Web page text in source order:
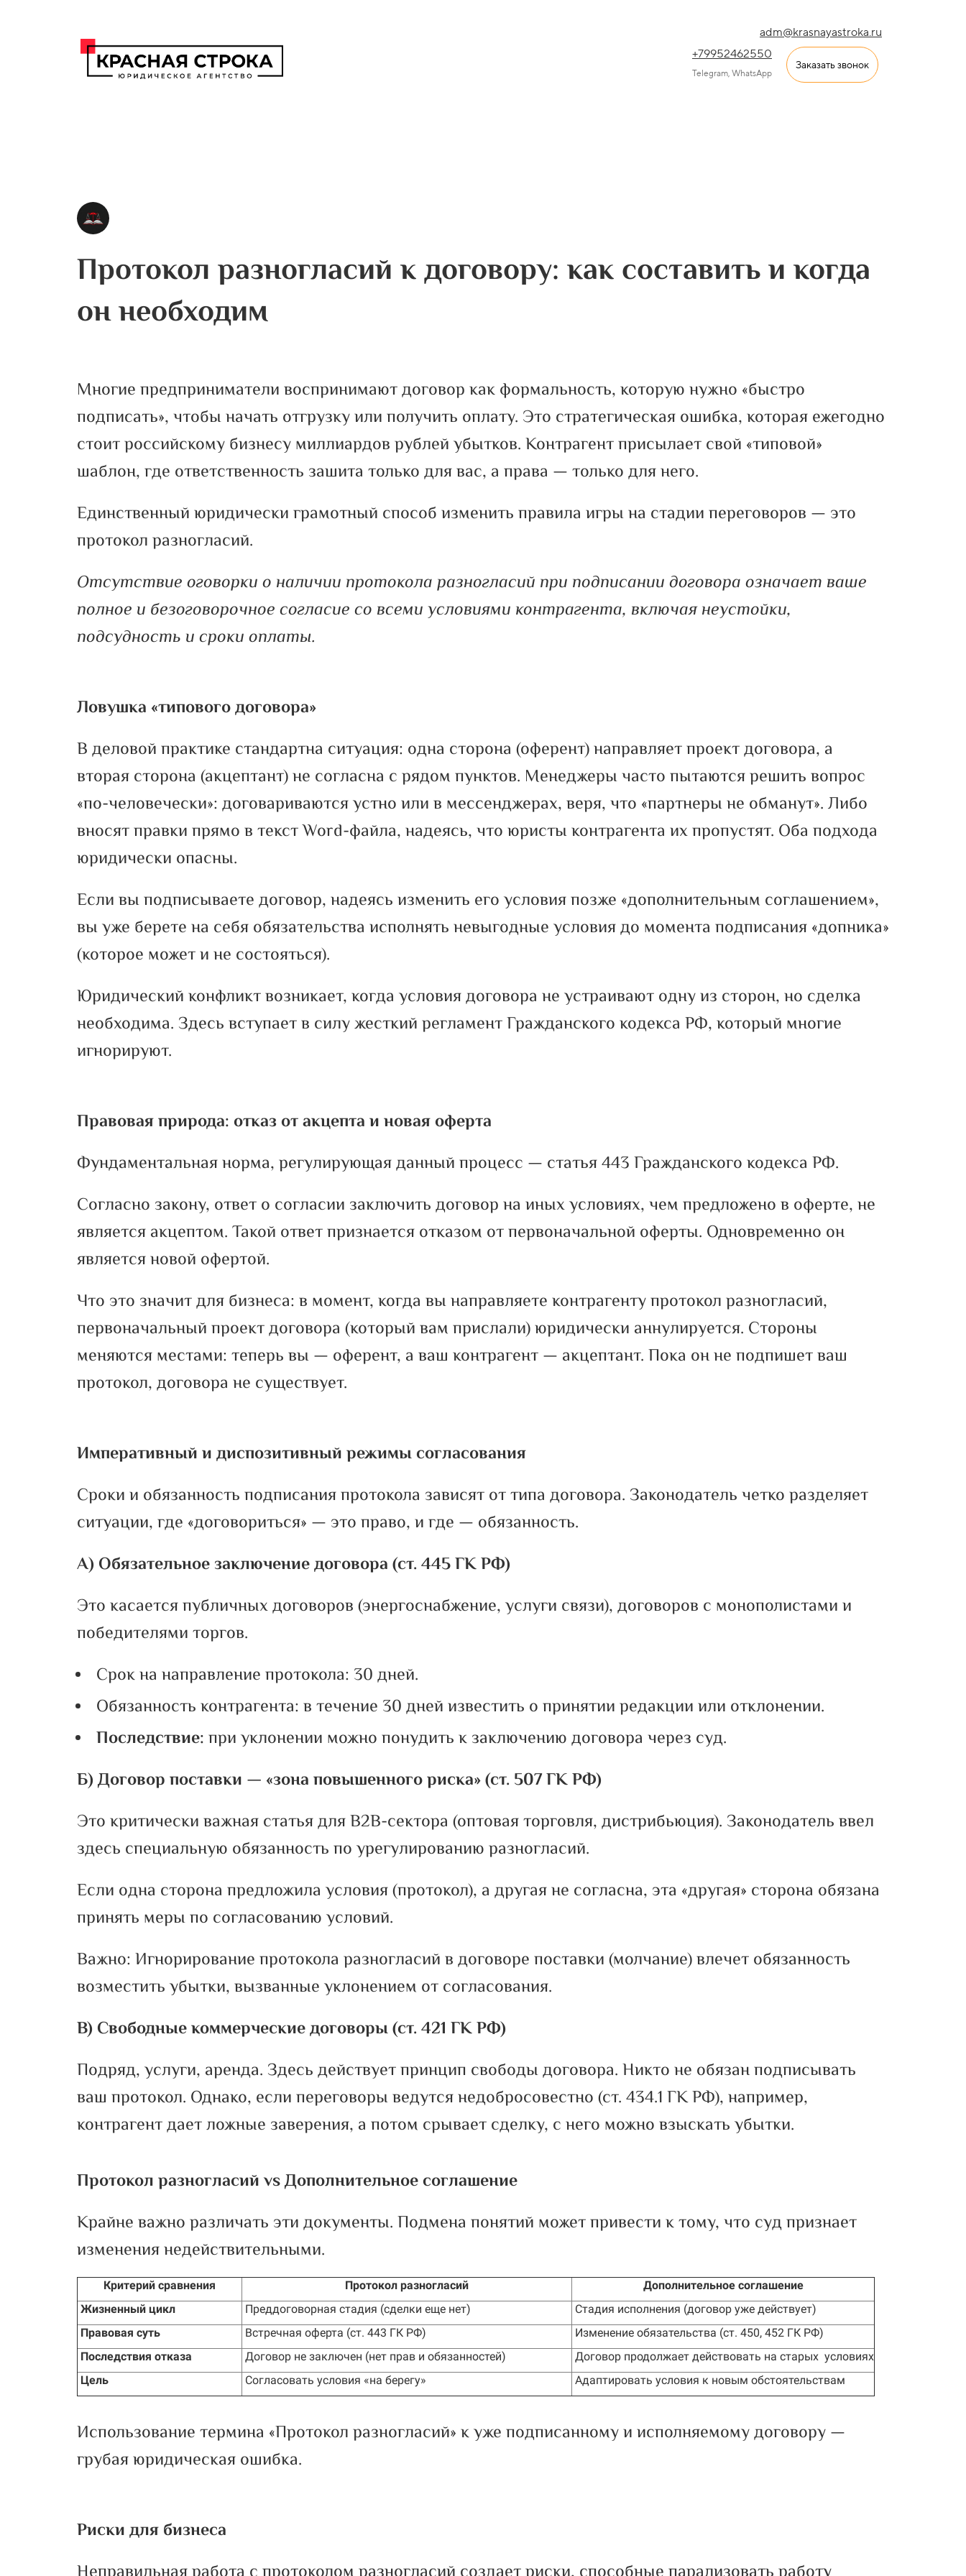
adm@krasnayastroka.ru
+79952462550
Telegram, WhatsApp
Заказать звонок
Протокол разногласий к договору: как составить и когда
он необходим
Многие предприниматели воспринимают договор как формальность, которую нужно «быстро
подписать», чтобы начать отгрузку или получить оплату. Это стратегическая ошибка, которая ежегодно
стоит российскому бизнесу миллиардов рублей убытков. Контрагент присылает свой «типовой»
шаблон, где ответственность зашита только для вас, а права — только для него.
Единственный юридически грамотный способ изменить правила игры на стадии переговоров — это
протокол разногласий.
Отсутствие оговорки о наличии протокола разногласий при подписании договора означает ваше
полное и безоговорочное согласие со всеми условиями контрагента, включая неустойки,
подсудность и сроки оплаты.
Ловушка «типового договора»
В деловой практике стандартна ситуация: одна сторона (оферент) направляет проект договора, а
вторая сторона (акцептант) не согласна с рядом пунктов. Менеджеры часто пытаются решить вопрос
«по-человечески»: договариваются устно или в мессенджерах, веря, что «партнеры не обманут». Либо
вносят правки прямо в текст Word-файла, надеясь, что юристы контрагента их пропустят. Оба подхода
юридически опасны.
Если вы подписываете договор, надеясь изменить его условия позже «дополнительным соглашением»,
вы уже берете на себя обязательства исполнять невыгодные условия до момента подписания «допника»
(которое может и не состояться).
Юридический конфликт возникает, когда условия договора не устраивают одну из сторон, но сделка
необходима. Здесь вступает в силу жесткий регламент Гражданского кодекса РФ, который многие
игнорируют.
Правовая природа: отказ от акцепта и новая оферта
Фундаментальная норма, регулирующая данный процесс — статья 443 Гражданского кодекса РФ.
Согласно закону, ответ о согласии заключить договор на иных условиях, чем предложено в оферте, не
является акцептом. Такой ответ признается отказом от первоначальной оферты. Одновременно он
является новой офертой.
Что это значит для бизнеса: в момент, когда вы направляете контрагенту протокол разногласий,
первоначальный проект договора (который вам прислали) юридически аннулируется. Стороны
меняются местами: теперь вы — оферент, а ваш контрагент — акцептант. Пока он не подпишет ваш
протокол, договора не существует.
Императивный и диспозитивный режимы согласования
Сроки и обязанность подписания протокола зависят от типа договора. Законодатель четко разделяет
ситуации, где «договориться» — это право, и где — обязанность.
А) Обязательное заключение договора (ст. 445 ГК РФ)
Это касается публичных договоров (энергоснабжение, услуги связи), договоров с монополистами и
победителями торгов.
Срок на направление протокола: 30 дней.
Обязанность контрагента: в течение 30 дней известить о принятии редакции или отклонении.
Последствие: при уклонении можно понудить к заключению договора через суд.
Б) Договор поставки — «зона повышенного риска» (ст. 507 ГК РФ)
Это критически важная статья для B2B-сектора (оптовая торговля, дистрибьюция). Законодатель ввел
здесь специальную обязанность по урегулированию разногласий.
Если одна сторона предложила условия (протокол), а другая не согласна, эта «другая» сторона обязана
принять меры по согласованию условий.
Важно: Игнорирование протокола разногласий в договоре поставки (молчание) влечет обязанность
возместить убытки, вызванные уклонением от согласования.
В) Свободные коммерческие договоры (ст. 421 ГК РФ)
Подряд, услуги, аренда. Здесь действует принцип свободы договора. Никто не обязан подписывать
ваш протокол. Однако, если переговоры ведутся недобросовестно (ст. 434.1 ГК РФ), например,
контрагент дает ложные заверения, а потом срывает сделку, с него можно взыскать убытки.
Протокол разногласийvs Дополнительное соглашение
Крайне важно различать эти документы. Подмена понятий может привести к тому, что суд признает
изменения недействительными.
Критерий сравнения Протокол разногласий
Дополнительное соглашение
Жизненный цикл
Преддоговорная стадия (сделки еще нет)
Стадия исполнения (договор уже действует)
Правовая суть
Встречная оферта (ст. 443 ГК РФ)
Изменение обязательства (ст. 450, 452 ГК РФ)
Последствия отказа
Договор не заключен (нет прав и обязанностей)
Договор продолжает действовать на старых условиях
Цель
Согласовать условия «на берегу» Адаптировать условия к новым обстоятельствам
Использование термина «Протокол разногласий» к уже подписанному и исполняемому договору —
грубая юридическая ошибка.
Риски для бизнеса
Неправильная работа с протоколом разногласий создает риски, способные парализовать работу